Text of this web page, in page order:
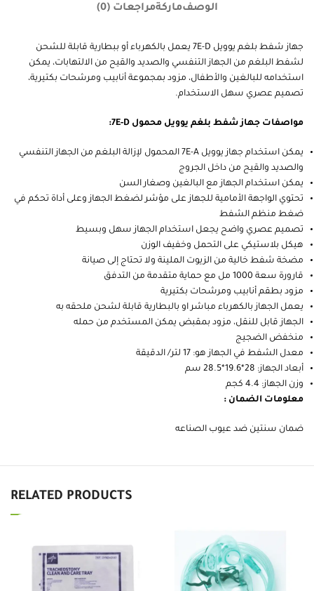
الوصفماركةمراجعات (0)
جهاز شفط بلغم يوويل 7E-D يعمل بالكهرباء أو ببطارية قابلة للشحن
لشفط البلغم من الجهاز التنفسي والصديد والقيح من الالتهابات، يمكن
استخدامه للبالغين والأطفال، مزود بمجموعة أنابيب ومرشحات بكتيرية،
تصميم عصري سهل الاستخدام.
مواصفات جهاز شفط بلغم يوويل محمول 7E-D:
يمكن استخدام جهاز يوويل 7E-A المحمول لإزالة البلغم من الجهاز التنفسي
والصديد والقيح من داخل الجروج
يمكن استخدام الجهاز مع البالغين وصغار السن
تحتوي الواجهة الأمامية للجهاز على مؤشر لضغط الجهاز وعلى أداة تحكم في
ضغط منظم الشفط
تصميم عصري واضح يجعل استخدام الجهاز سهل وبسيط
هيكل بلاستيكي على التحمل وخفيف الوزن
مضخة شفط خالية من الزيوت الملينة ولا تحتاج إلى صيانة
قارورة سعة 1000 مل مع حماية متقدمة من التدفق
مزود بطقم أنابيب ومرشحات بكتيرية
يعمل الجهاز بالكهرباء مباشر او بالبطارية قابلة لشحن ملحقه به
الجهاز قابل للنقل، مزود بمقبض يمكن المستخدم من حمله
منخفض الضجيج
معدل الشفط في الجهاز هو: 17 لتر/ الدقيقة
أبعاد الجهاز: 28*19.6*28.5 سم
وزن الجهاز: 4.4 كجم
معلومات الضمان :
ضمان سنتين ضد عيوب الصناعه
RELATED PRODUCTS